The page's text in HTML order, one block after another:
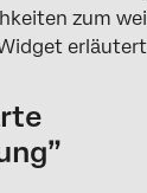
zum